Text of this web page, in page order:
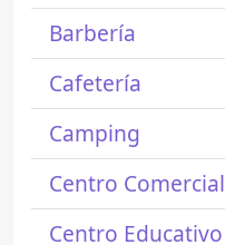
Barbería
Cafetería
Camping
Centro Comercial
Centro Educativo